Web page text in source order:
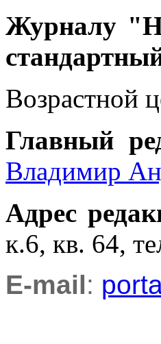
Журналу
Возрастной
Главный
Владимир
Адрес
к.6, кв. 64,
E-mail: